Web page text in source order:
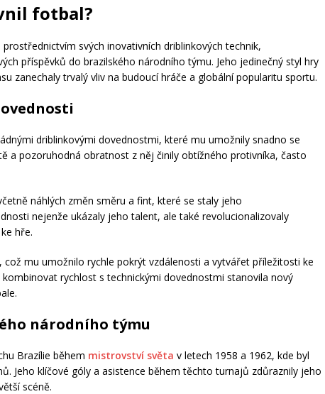
fotbal?
svých inovativních driblinkových technik,
příspěvků do brazilského národního týmu. Jeho jedinečný styl hry
zanechaly trvalý vliv na budoucí hráče a globální popularitu sportu.
driblinkovými dovednostmi, které mu umožnily snadno se
a pozoruhodná obratnost z něj činily obtížného protivníka, často
náhlých změn směru a fint, které se staly jeho
nejenže ukázaly jeho talent, ale také revolucionalizovaly
hře.
což mu umožnilo rychle pokrýt vzdálenosti a vytvářet příležitosti ke
rychlost s technickými dovednostmi stanovila nový
národního týmu
Brazílie během mistrovství světa v letech 1958 a 1962, kde byl
Jeho klíčové góly a asistence během těchto turnajů zdůraznily jeho
scéně.